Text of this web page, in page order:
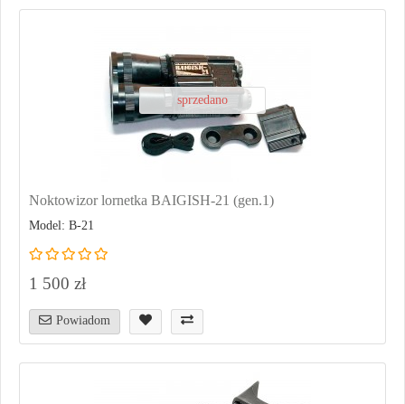
sprzedano
Noktowizor lornetka BAIGISH-21 (gen.1)
Model: B-21
1 500 zł
Powiadom